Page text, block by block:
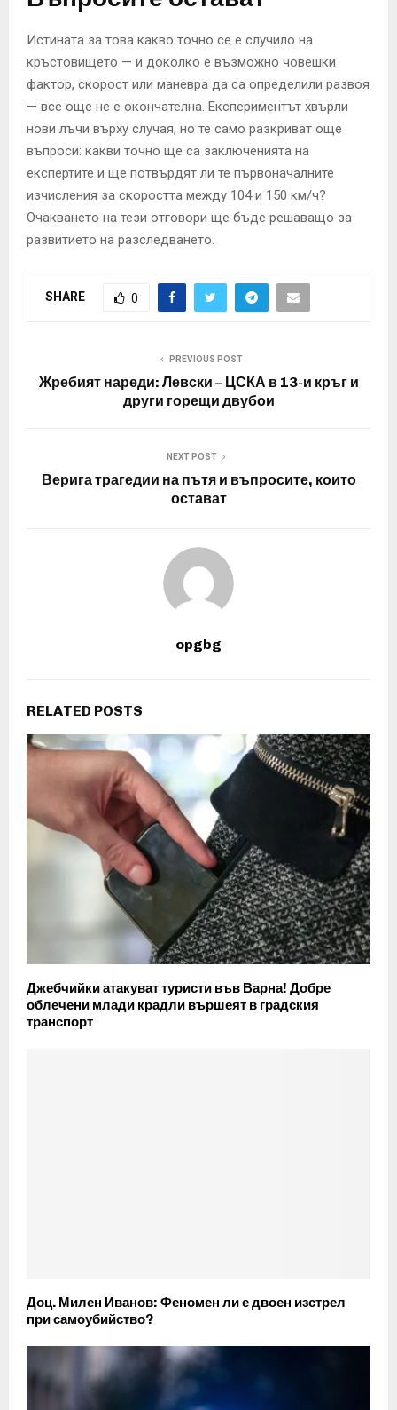
Истината за това какво точно се е случило на
кръстовището — и доколко е възможно човешки
фактор, скорост или маневра да са определили развоя
— все още не е окончателна. Експериментът хвърли
нови лъчи върху случая, но те само разкриват още
въпроси: какви точно ще са заключенията на
експертите и ще потвърдят ли те първоначалните
изчисления за скоростта между 104 и 150 км/ч?
Очакването на тези отговори ще бъде решаващо за
развитието на разследването.
SHARE 0
PREVIOUS POST
Жребият нареди: Левски – ЦСКА в 13-и кръг и
други горещи двубои
NEXT POST
Верига трагедии на пътя и въпросите, които
остават
opgbg
RELATED POSTS
Джебчийки атакуват туристи във Варна! Добре
облечени млади крадли вършеят в градския
транспорт
Доц. Милен Иванов: Феномен ли е двоен изстрел
при самоубийство?